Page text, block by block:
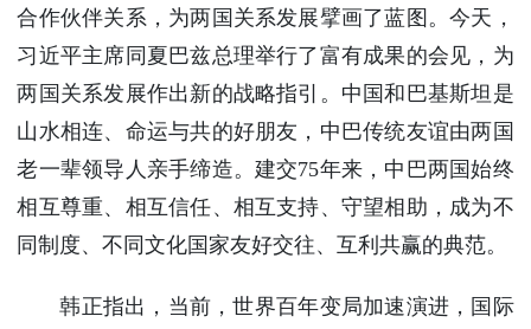
合作伙伴关系，为两国关系发展擘画了蓝图。今天，
习近平主席同夏巴兹总理举行了富有成果的会见，为
两国关系发展作出新的战略指引。中国和巴基斯坦是
山水相连、命运与共的好朋友，中巴传统友谊由两国
老一辈领导人亲手缔造。建交75年来，中巴两国始终
相互尊重、相互信任、相互支持、守望相助，成为不
同制度、不同文化国家友好交往、互利共赢的典范。
韩正指出，当前，世界百年变局加速演进，国际